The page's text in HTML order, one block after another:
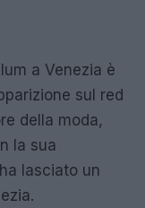
a Venezia è
sul red
della moda,
la sua
lasciato un